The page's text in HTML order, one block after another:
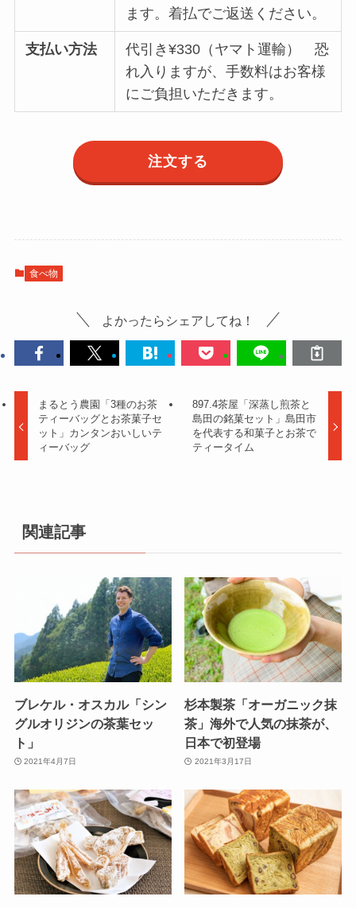
ます。着払でご返送ください。
支払い方法
代引き¥330（ヤマト運輸） 恐
れ入りますが、手数料はお客様
にご負担いただきます。
注文する
食べ物
よかったらシェアしてね！
まるとう農園「3種のお茶
ティーバッグとお茶菓子セ
ット」カンタンおいしいテ
ィーバッグ
897.4茶屋「深蒸し煎茶と
島田の銘菓セット」島田市
を代表する和菓子とお茶で
ティータイム
関連記事
ブレケル・オスカル「シン
グルオリジンの茶葉セッ
ト」
2021年4月7日
杉本製茶「オーガニック抹
茶」海外で人気の抹茶が、
日本で初登場
2021年3月17日